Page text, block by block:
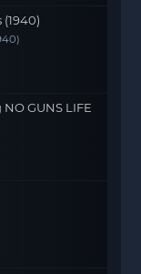
GUNS LIFE